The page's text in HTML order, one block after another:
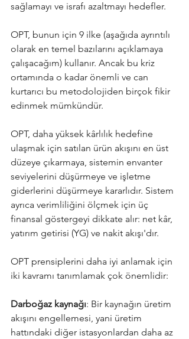
sağlamayı ve israfı azaltmayı hedefler.
OPT, bunun için 9 ilke (aşağıda ayrıntılı
olarak en temel bazılarını açıklamaya
çalışacağım) kullanır. Ancak bu kriz
ortamında o kadar önemli ve can
kurtarıcı bu metodolojiden birçok fikir
edinmek mümkündür.
OPT, daha yüksek kârlılık hedefine
ulaşmak için satılan ürün akışını en üst
düzeye çıkarmaya, sistemin envanter
seviyelerini düşürmeye ve işletme
giderlerini düşürmeye kararlıdır. Sistem
ayrıca verimliliğini ölçmek için üç
finansal göstergeyi dikkate alır: net kâr,
yatırım getirisi (YG) ve nakit akışı'dır.
OPT prensiplerini daha iyi anlamak için
iki kavramı tanımlamak çok önemlidir:
Darboğaz kaynağı: Bir kaynağın üretim
akışını engellemesi, yani üretim
hattındaki diğer istasyonlardan daha az